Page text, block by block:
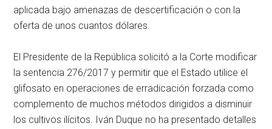
aplicada bajo amenazas de descertificación o con la
oferta de unos cuantos dólares.
El Presidente de la República solicitó a la Corte modificar
la sentencia 276/2017 y permitir que el Estado utilice el
glifosato en operaciones de erradicación forzada como
complemento de muchos métodos dirigidos a disminuir
los cultivos ilícitos. Iván Duque no ha presentado detalles